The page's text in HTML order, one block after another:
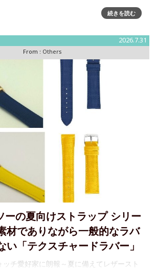
の氷河が織りなす繊細なアイスブルーをま
ウォッチが登場A quiet and beautiful color
続きを読む
2026.7.31
From : Others
ーの夏向けストラップ シリー
材でありながら一般的なラバ
い「テクスチャードラバー」
ッチ愛好家に朗報～夏に備えてレザースト